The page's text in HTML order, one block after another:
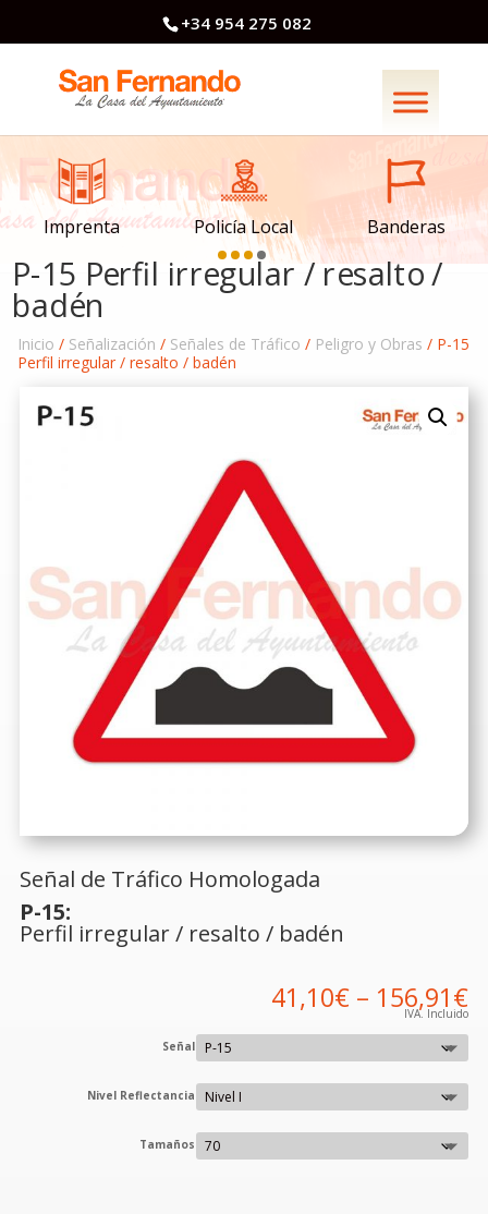
+34 954 275 082
Imprenta Policía Local Banderas
P-15 Perfil irregular / resalto /
badén
Inicio / Señalización / Señales de Tráfico / Peligro y Obras / P-15
Perfil irregular / resalto / badén
Señal de Tráfico Homologada
P-15:
Perfil irregular / resalto / badén
41,10€ – 156,91€
IVA. Incluido
Señal
Nivel Reflectancia
Tamaños